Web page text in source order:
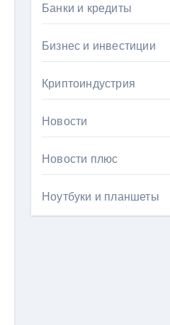
Банки и кредиты
Бизнес и инвестиции
Криптоиндустрия
Новости
Новости плюс
Ноутбуки и планшеты